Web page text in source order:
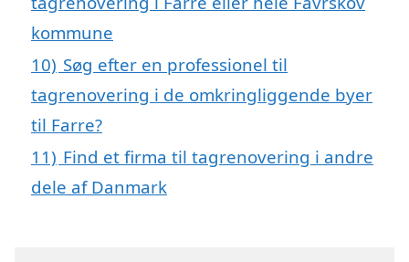
kommune
10) Søg efter en professionel til
tagrenovering i de omkringliggende byer
til Farre?
11) Find et firma til tagrenovering i andre
dele af Danmark